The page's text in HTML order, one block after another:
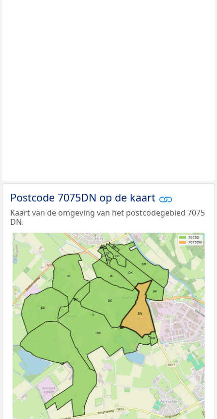
Postcode 7075DN op de kaart
Kaart van de omgeving van het postcodegebied 7075
DN.